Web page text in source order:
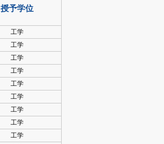
授予学位
工学
工学
工学
工学
工学
工学
工学
工学
工学